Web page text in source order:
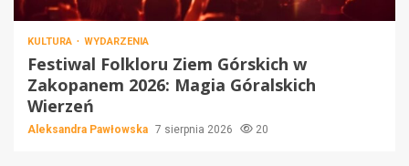
KULTURA WYDARZENIA
Festiwal Folkloru Ziem Górskich w
Zakopanem 2026: Magia Góralskich
Wierzeń
Aleksandra Pawłowska 7 sierpnia 2026 20